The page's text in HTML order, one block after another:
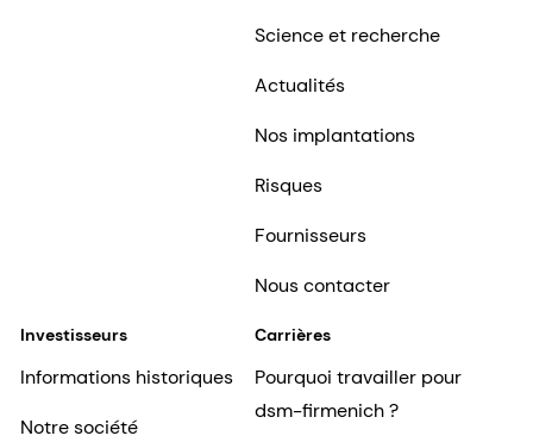
Science et recherche
Actualités
Nos implantations
Risques
Fournisseurs
Nous contacter
Investisseurs
Informations historiques
Notre société
Carrières
Pourquoi travailler pour
dsm-firmenich ?